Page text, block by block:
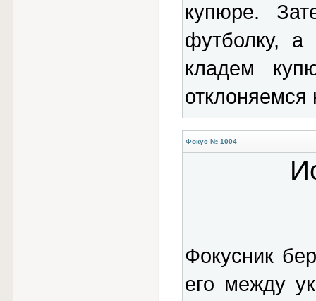
купюре.
футболку, а
кладем
отклоняемся
Фокус № 1004
Фокусник
его между